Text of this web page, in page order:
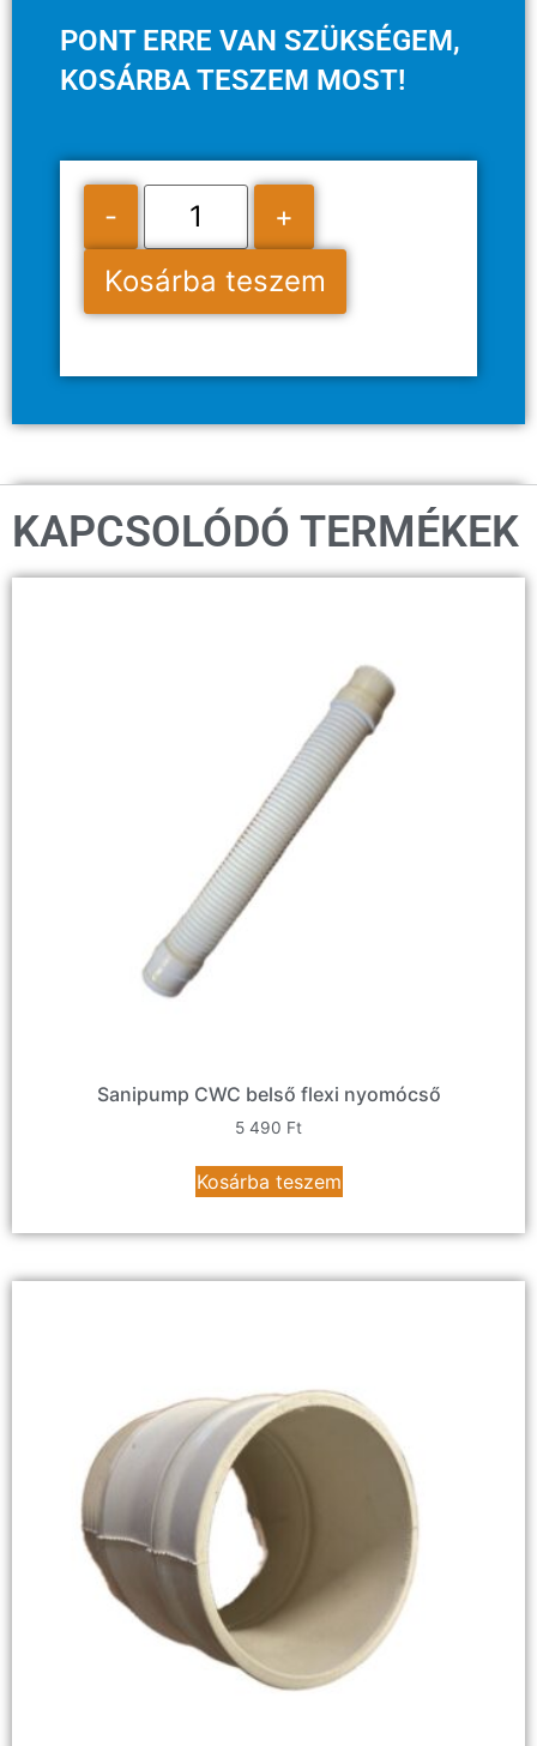
PONT ERRE VAN SZÜKSÉGEM,
KOSÁRBA TESZEM MOST!
-
+
Kosárba teszem
KAPCSOLÓDÓ TERMÉKEK
Sanipump CWC belső flexi nyomócső
5 490 Ft
Kosárba teszem